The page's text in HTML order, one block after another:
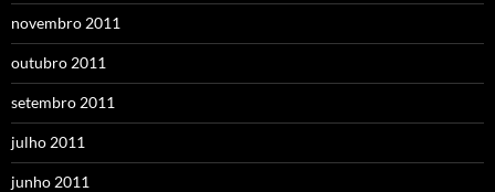
novembro 2011
outubro 2011
setembro 2011
julho 2011
junho 2011